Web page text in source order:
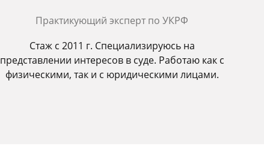
Практикующий эксперт по УКРФ
Стаж с 2011 г. Специализируюсь на
представлении интересов в суде. Работаю как с
физическими, так и с юридическими лицами.